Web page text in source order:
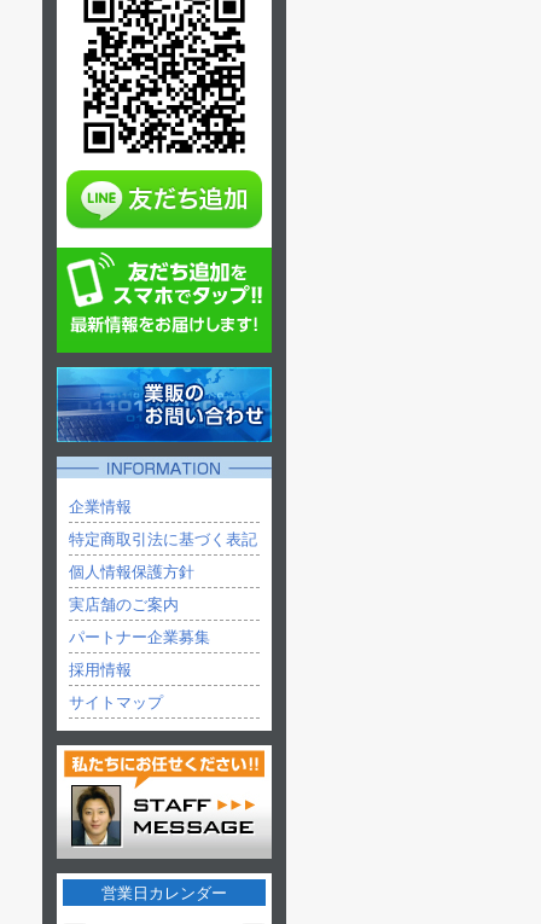
企業情報
特定商取引法に基づく表記
個人情報保護方針
実店舗のご案内
パートナー企業募集
採用情報
サイトマップ
営業日カレンダー